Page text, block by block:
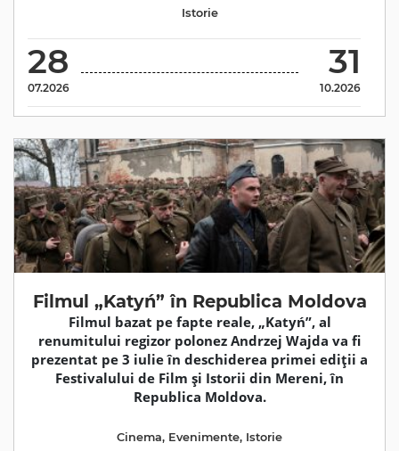
28
07.2026
31
10.2026
Istorie
Filmul „Katyń” în Republica Moldova
Filmul bazat pe fapte reale, „Katyń”, al
renumitului regizor polonez Andrzej Wajda va fi
prezentat pe 3 iulie în deschiderea primei ediții a
Festivalului de Film și Istorii din Mereni, în
Republica Moldova.
Cinema, Evenimente, Istorie